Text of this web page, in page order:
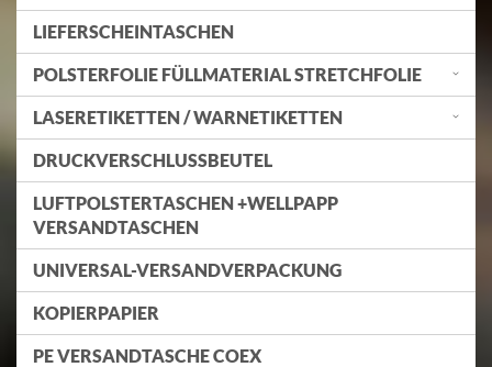
LIEFERSCHEINTASCHEN
POLSTERFOLIE FÜLLMATERIAL STRETCHFOLIE
LASERETIKETTEN / WARNETIKETTEN
DRUCKVERSCHLUSSBEUTEL
LUFTPOLSTERTASCHEN +WELLPAPP
VERSANDTASCHEN
UNIVERSAL-VERSANDVERPACKUNG
KOPIERPAPIER
PE VERSANDTASCHE COEX